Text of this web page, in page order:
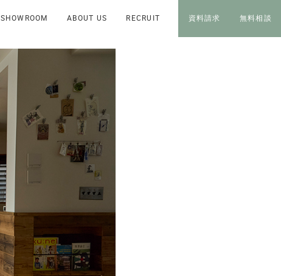
SHOWROOM ABOUT US RECRUIT 資料請求 無料相談